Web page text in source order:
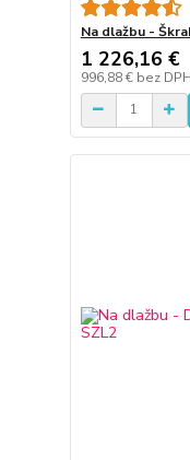
Na dlažbu -
1 226,16 €
996,88 € bez DPH